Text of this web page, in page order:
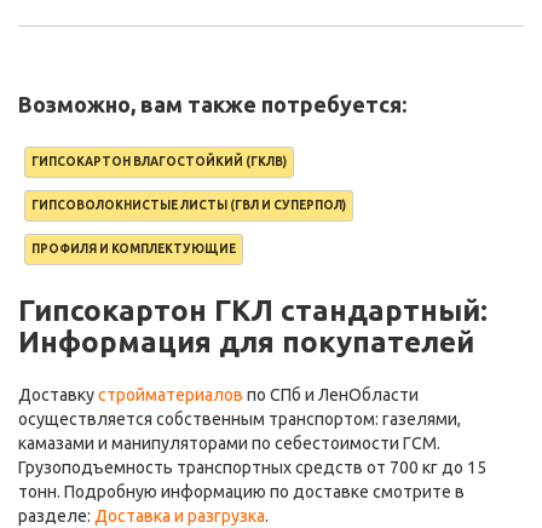
Возможно, вам также потребуется:
ГИПСОКАРТОН ВЛАГОСТОЙКИЙ (ГКЛВ)
ГИПСОВОЛОКНИСТЫЕ ЛИСТЫ (ГВЛ И СУПЕРПОЛ)
ПРОФИЛЯ И КОМПЛЕКТУЮЩИЕ
Гипсокартон ГКЛ стандартный:
Информация для покупателей
Доставкустройматериалов по СПб и ЛенОбласти
осуществляется собственным транспортом: газелями,
камазами и манипуляторами по себестоимости ГСМ.
Грузоподъемность транспортных средств от 700 кг до 15
тонн. Подробную информацию по доставке смотрите в
разделе: Доставка и разгрузка.